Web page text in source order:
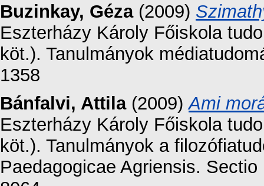
Buzinkay, Géza(2009)
Eszterházy Károly Főiskola
köt.). Tanulmányok
1358
Bánfalvi, Attila(2009)Ami
Eszterházy Károly Főiskola
köt.). Tanulmányok a
Paedagogicae Agriensis.